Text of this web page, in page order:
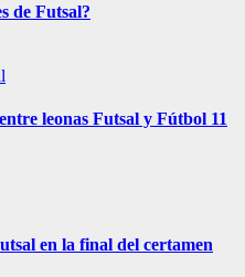
de Futsal?
leonas Futsal y Fútbol 11
en la final del certamen